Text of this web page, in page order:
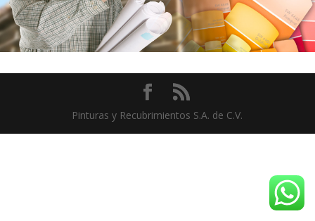
Pinturas y Recubrimientos S.A. de C.V.